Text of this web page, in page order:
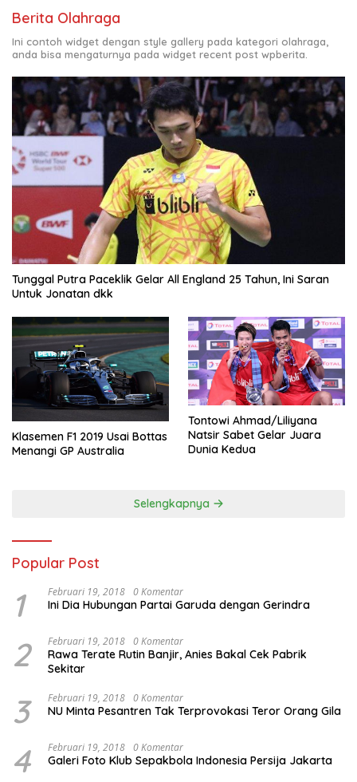
Berita Olahraga
Ini contoh widget dengan style gallery pada kategori olahraga,
anda bisa mengaturnya pada widget recent post wpberita.
Tunggal Putra Paceklik Gelar All England 25 Tahun, Ini Saran
Untuk Jonatan dkk
Klasemen F1 2019 Usai Bottas
Menangi GP Australia
Tontowi Ahmad/Liliyana
Natsir Sabet Gelar Juara
Dunia Kedua
Selengkapnya
Popular Post
1 Februari 19, 2018 0 Komentar
Ini Dia Hubungan Partai Garuda dengan Gerindra
2 Februari 19, 2018 0 Komentar
Rawa Terate Rutin Banjir, Anies Bakal Cek Pabrik
Sekitar
3 Februari 19, 2018 0 Komentar
NU Minta Pesantren Tak Terprovokasi Teror Orang Gila
4 Februari 19, 2018 0 Komentar
Galeri Foto Klub Sepakbola Indonesia Persija Jakarta